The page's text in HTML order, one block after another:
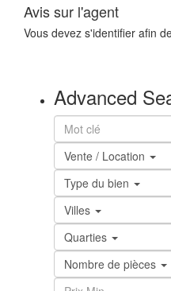
Avis sur l'agent
Vous devez s'identifier afin
Advanced
Vente / Location
Type du bien
Villes
Quarties
Nombre de pièces